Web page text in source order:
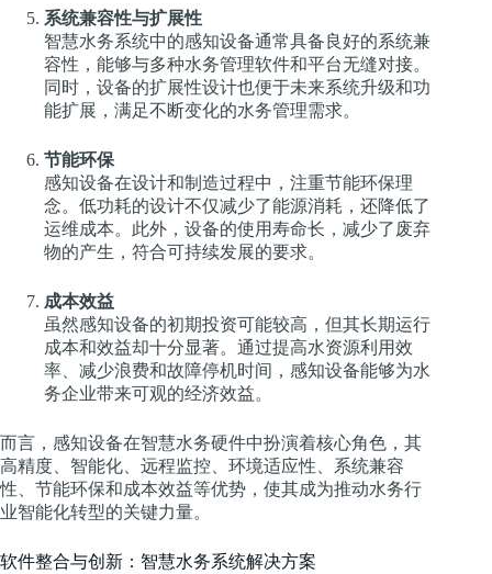
系统兼容性与扩展性
智慧水务系统中的感知设备通常具备良好的系统兼
容性，能够与多种水务管理软件和平台无缝对接。
同时，设备的扩展性设计也便于未来系统升级和功
能扩展，满足不断变化的水务管理需求。
节能环保
感知设备在设计和制造过程中，注重节能环保理
念。低功耗的设计不仅减少了能源消耗，还降低了
运维成本。此外，设备的使用寿命长，减少了废弃
物的产生，符合可持续发展的要求。
成本效益
虽然感知设备的初期投资可能较高，但其长期运行
成本和效益却十分显著。通过提高水资源利用效
率、减少浪费和故障停机时间，感知设备能够为水
务企业带来可观的经济效益。
而言，感知设备在智慧水务硬件中扮演着核心角色，其
高精度、智能化、远程监控、环境适应性、系统兼容
性、节能环保和成本效益等优势，使其成为推动水务行
业智能化转型的关键力量。
软件整合与创新：智慧水务系统解决方案